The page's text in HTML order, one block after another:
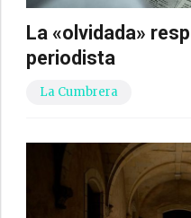
La «olvidada»
periodista
La Cumbrera